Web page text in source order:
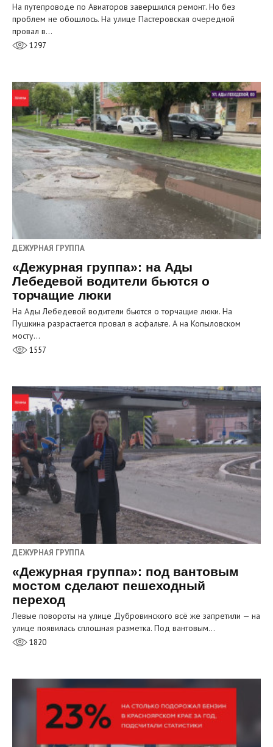
На путепроводе по Авиаторов завершился ремонт. Но без
проблем не обошлось. На улице Пастеровская очередной
провал в…
1297
ДЕЖУРНАЯ ГРУППА
«Дежурная группа»: на Ады
Лебедевой водители бьются о
торчащие люки
На Ады Лебедевой водители бьются о торчащие люки. На
Пушкина разрастается провал в асфальте. А на Копыловском
мосту…
1557
ДЕЖУРНАЯ ГРУППА
«Дежурная группа»: под вантовым
мостом сделают пешеходный
переход
Левые повороты на улице Дубровинского всё же запретили — на
улице появилась сплошная разметка. Под вантовым…
1820